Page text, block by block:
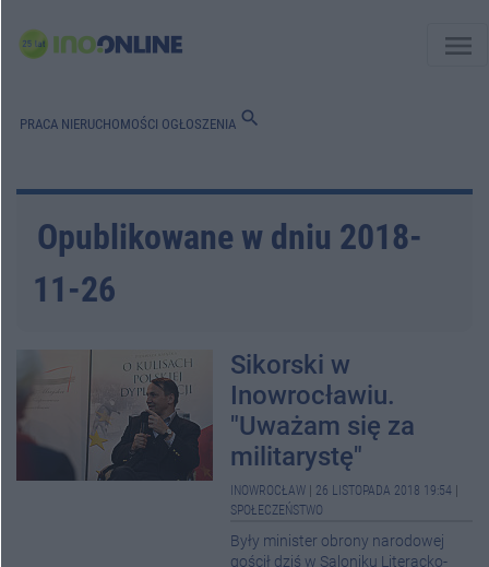
menu
PRACA NIERUCHOMOŚCI OGŁOSZENIA search
Opublikowane w dniu 2018-
11-26
Sikorski w
Inowrocławiu.
"Uważam się za
militarystę"
INOWROCŁAW 26 LISTOPADA 2018 19:54
SPOŁECZEŃSTWO
Były minister obrony narodowej
gościł dziś w Saloniku Literacko-